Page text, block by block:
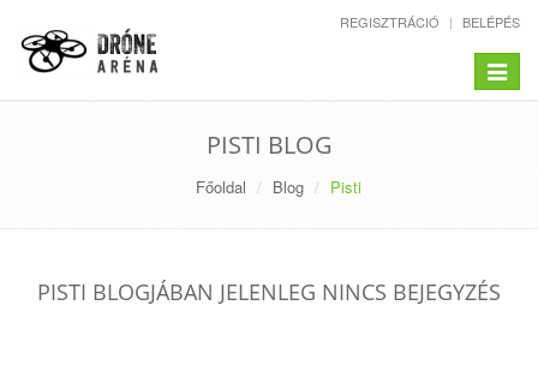
REGISZTRÁCIÓ BELÉPÉS
Toggle
PISTI BLOG
Főoldal Blog Pisti
PISTI BLOGJÁBAN JELENLEG NINCS BEJEGYZÉS